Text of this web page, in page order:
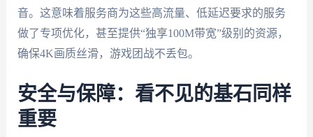
音。这意味着服务商为这些高流量、低延迟要求的服务
做了专项优化，甚至提供“独享100M带宽”级别的资源，
确保4K画质丝滑，游戏团战不丢包。
安全与保障：看不见的基石同样
重要